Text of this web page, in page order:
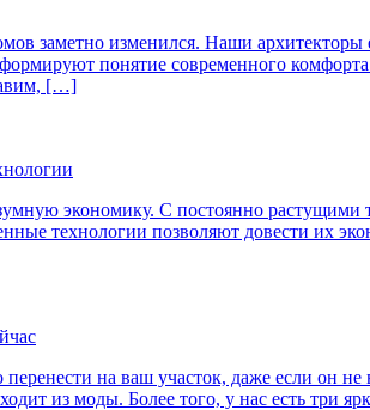
заметно изменился. Наши
понятие современного
[…]
экономику. С постоянно
технологии позволяют довести их
на ваш участок, даже если он
из моды. Более того, у нас есть три